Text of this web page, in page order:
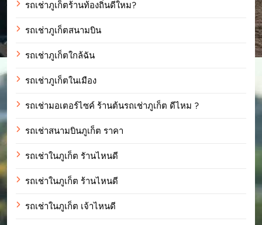
รถเช่าภูเก็ตร้านท้องถิ่นดีใหม?
รถเช่าภูเก็ตสนามบิน
รถเช่าภูเก็ตใกล้ฉัน
รถเช่าภูเก็ตในเมือง
รถเช่ามอเตอร์ไซค์ ร้านต้นรถเช่าภูเก็ต ดีไหม ?
รถเช่าสนามบินภูเก็ต ราคา
รถเช่าในภูเก็ต รัานไหนดี
รถเช่าในภูเก็ต ร้านไหนดี
รถเช่าในภูเก็ต เจ้าไหนดี